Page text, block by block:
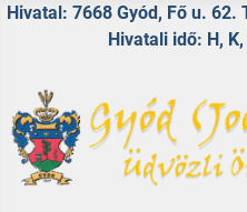
Hivatal: 7668 Gyód, Fő u.
Hivatali idő: H,